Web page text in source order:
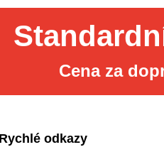
Cena za
Rychlé odkazy